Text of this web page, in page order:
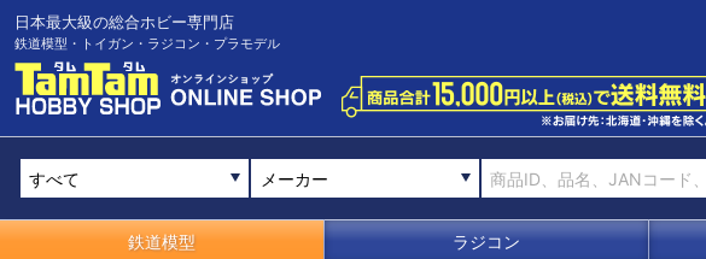
日本最大級の総合ホビー専門店
鉄道模型・トイガン・ラジコン・プラモデル
メーカー
鉄道模型 ラジコン